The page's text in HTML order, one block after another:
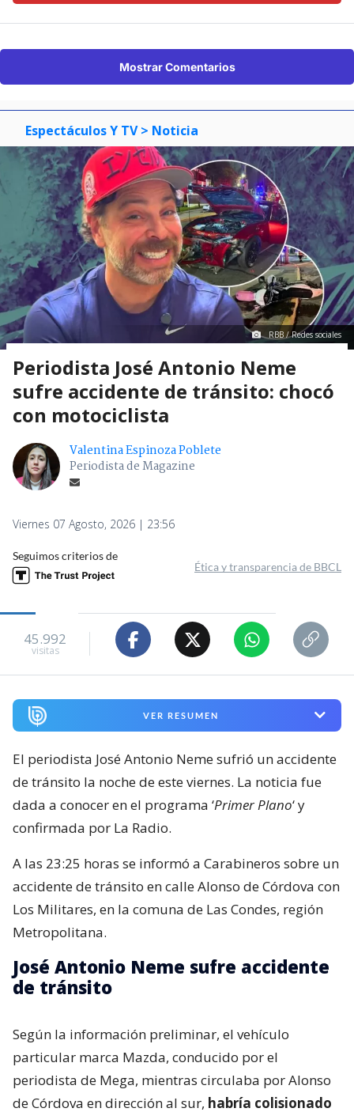
Mostrar Comentarios
Espectáculos Y TV > Noticia
RBB / Redes sociales
Periodista José Antonio Neme
sufre accidente de tránsito: chocó
con motociclista
Valentina Espinoza Poblete
Periodista de Magazine
Viernes 07 Agosto, 2026 | 23:56
Seguimos criterios de
Ética y transparencia de BBCL
45.992
visitas
VER RESUMEN
El periodista José Antonio Neme sufrió un accidente
de tránsito la noche de este viernes. La noticia fue
dada a conocer en el programa ‘Primer Plano‘ y
confirmada por La Radio.
A las 23:25 horas se informó a Carabineros sobre un
accidente de tránsito en calle Alonso de Córdova con
Los Militares, en la comuna de Las Condes, región
Metropolitana.
José Antonio Neme sufre accidente
de tránsito
Según la información preliminar, el vehículo
particular marca Mazda, conducido por el
periodista de Mega, mientras circulaba por Alonso
de Córdova en dirección al sur, habría colisionado